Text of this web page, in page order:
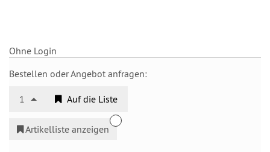
Ohne Login
Bestellen oder Angebot anfragen:
1 Auf die Liste
Artikelliste anzeigen